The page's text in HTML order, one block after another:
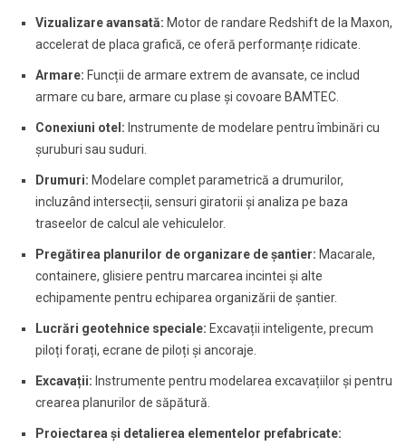
Vizualizare avansată: Motor de randare Redshift de la Maxon,
accelerat de placa grafică, ce oferă performanțe ridicate.
Armare: Funcții de armare extrem de avansate, ce includ
armare cu bare, armare cu plase și covoare BAMTEC.
Conexiuni otel: Instrumente de modelare pentru îmbinări cu
șuruburi sau suduri.
Drumuri: Modelare complet parametrică a drumurilor,
incluzând intersecții, sensuri giratorii și analiza pe baza
traseelor de calcul ale vehiculelor.
Pregătirea planurilor de organizare de șantier: Macarale,
containere, glisiere pentru marcarea incintei și alte
echipamente pentru echiparea organizării de șantier.
Lucrări geotehnice speciale: Excavații inteligente, precum
piloți forați, ecrane de piloți și ancoraje.
Excavații: Instrumente pentru modelarea excavațiilor și pentru
crearea planurilor de săpătură.
Proiectarea și detalierea elementelor prefabricate: